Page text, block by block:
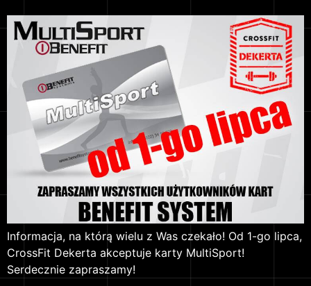
Informacja, na którą wielu z Was czekało! Od 1-go lipca,
CrossFit Dekerta akceptuje karty MultiSport!
Serdecznie zapraszamy!